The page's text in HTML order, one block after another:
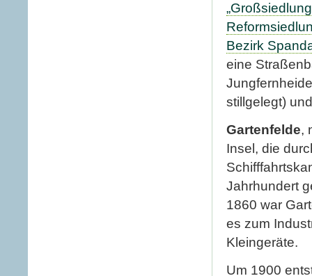
Bezirk
eine
stillgelegt)
Gartenfelde,
Insel, die
Jahrhundert
1860 war
es zum
Kleingeräte.
Um 1900